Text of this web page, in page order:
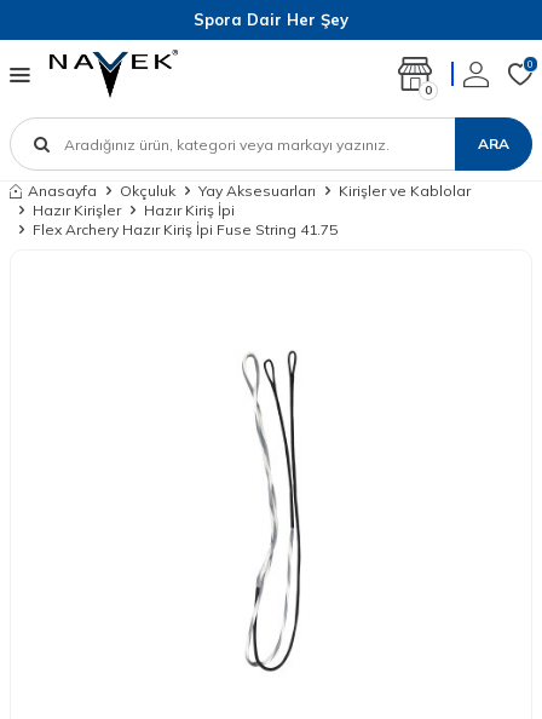
Spora Dair Her Şey
ARA
0
0
Anasayfa Okçuluk Yay Aksesuarları
Kirişler ve Kablolar
Hazır Kirişler
Hazır Kiriş İpi
Flex Archery Hazır Kiriş İpi Fuse String 41.75